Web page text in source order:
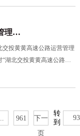
理有
投黄黄高速公路运营管理
“湖北交投黄黄高速公路运
及电池组更换项目”项
理有限公司麻城东、红
961
下一
页
转
到